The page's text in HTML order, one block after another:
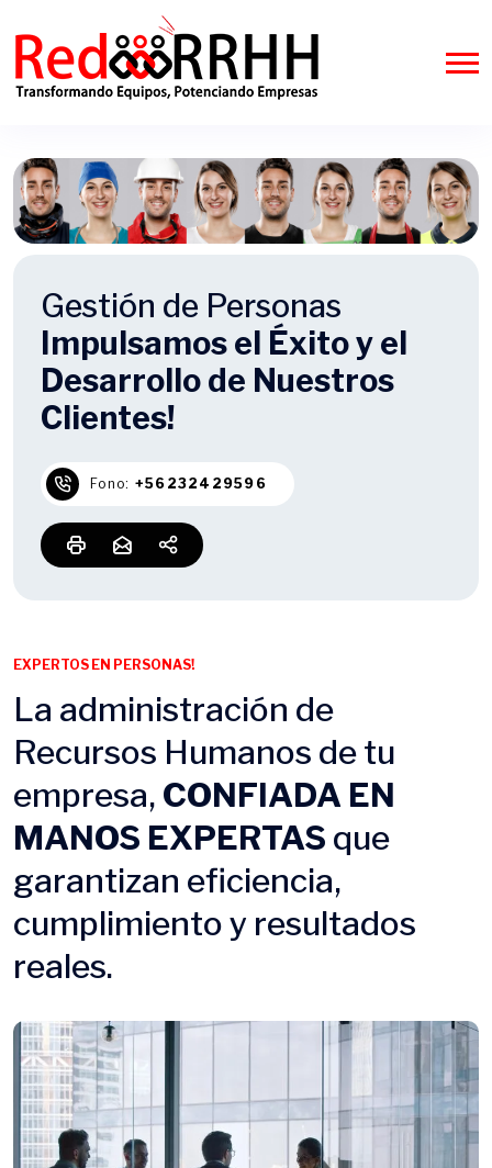
Gestión de Personas
Impulsamos el Éxito y el
Desarrollo de Nuestros
Clientes!
Fono: +56232429596
EXPERTOS EN PERSONAS!
La administración de
Recursos Humanos de tu
empresa, CONFIADA EN
MANOS EXPERTAS que
garantizan eficiencia,
cumplimiento y resultados
reales.